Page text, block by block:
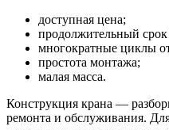
доступная цена;
продолжительный срок
многократные циклы
простота монтажа;
малая масса.
Конструкция крана —
ремонта и обслуживания.